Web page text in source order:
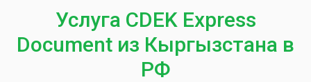
Услуга CDEK Express
Document из Кыргызстана в
РФ